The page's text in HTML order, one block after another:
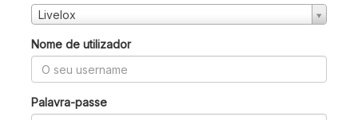
Livelox
Nome de utilizador
Palavra-passe